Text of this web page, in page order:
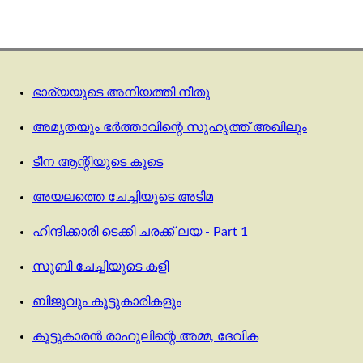
ഭാര്യയുടെ അനിയത്തി നീതു
അമൃതയും ഭർത്താവിന്റെ സുഹൃത്ത് അഖിലും
ടീന ആന്റിയുടെ കൂടെ
അയലത്തെ ചേച്ചിയുടെ അടിമ
ഹിന്ദിക്കാരി ടെക്കി ചരക്ക് ലയ - Part 1
സുബി ചേച്ചിയുടെ കളി
ബിജുവും കൂട്ടുകാരികളും
കൂട്ടുകാരൻ രാഹുലിന്റെ അമ്മ, ദേവിക